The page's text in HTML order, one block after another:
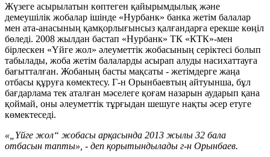
Жүзеге асырылатын көптеген қайырымдылық және
демеушілік жобалар ішінде «Нурбанк» банка жетім балалар
мен ата-анасының қамқорлығынсыз қалғандарға ерекше көңіл
бөледі. 2008 жылдан бастап «Нурбанк» ТК «КТК»-мен
бірлескен «Үйге жол» әлеуметтік жобасының серіктесі болып
табылады, жоба жетім балаларды асырап алуды насихаттауға
бағытталған. Жобаның басты мақсаты - жетімдерге жаңа
отбасы құруға көмектесу. Г-н Орынбаевтың айтуынша, бұл
бағдарлама тек аталған мәселеге қоғам назарын аударып қана
қоймай, оны әлеуметтік тұрғыдан шешуге нақты әсер етуге
көмектеседі.
«„Үйге жол“ жобасы арқасында 2013 жылы 32 бала
отбасын тапты», - деп қорытындылады г-н Орынбаев.